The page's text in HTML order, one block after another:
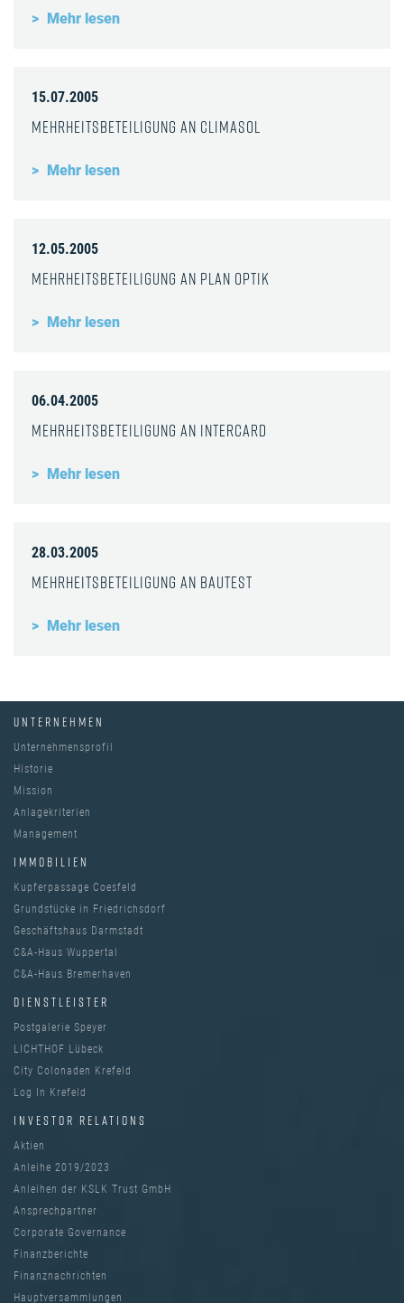
Mehr lesen
15.07.2005
Mehrheitsbeteiligung an Climasol
Mehr lesen
12.05.2005
Mehrheitsbeteiligung an Plan Optik
Mehr lesen
06.04.2005
Mehrheitsbeteiligung an InterCard
Mehr lesen
28.03.2005
Mehrheitsbeteiligung an Bautest
Mehr lesen
UNTERNEHMEN
Unternehmensprofil
Historie
Mission
Anlagekriterien
Management
IMMOBILIEN
Kupferpassage Coesfeld
Grundstücke in Friedrichsdorf
Geschäftshaus Darmstadt
C&A-Haus Wuppertal
C&A-Haus Bremerhaven
DIENSTLEISTER
Postgalerie Speyer
LICHTHOF Lübeck
City Colonaden Krefeld
Log In Krefeld
INVESTOR RELATIONS
Aktien
Anleihe 2019/2023
Anleihen der KSLK Trust GmbH
Ansprechpartner
Corporate Governance
Finanzberichte
Finanznachrichten
Hauptversammlungen